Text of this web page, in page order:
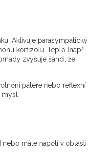
Aktivuje parasympatický
kortizolu. Teplo (např.
zvyšuje šanci, že
páteře nebo reflexní
nebo máte napětí v oblasti